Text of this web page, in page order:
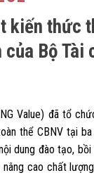
kiến thức
Bộ Tài
Value) đã tổ
thể CBNV tại
dung đào tạo,
cao chất